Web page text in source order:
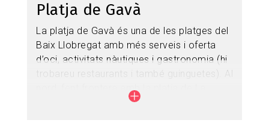
Platja de Gavà
La platja de Gavà és una de les platges del
Baix Llobregat amb més serveis i oferta
d’oci, activitats nàutiques i gastronomia (hi
nord, fent frontera amb la platja de La
Murtra de Viladecans, trobem la Platja de